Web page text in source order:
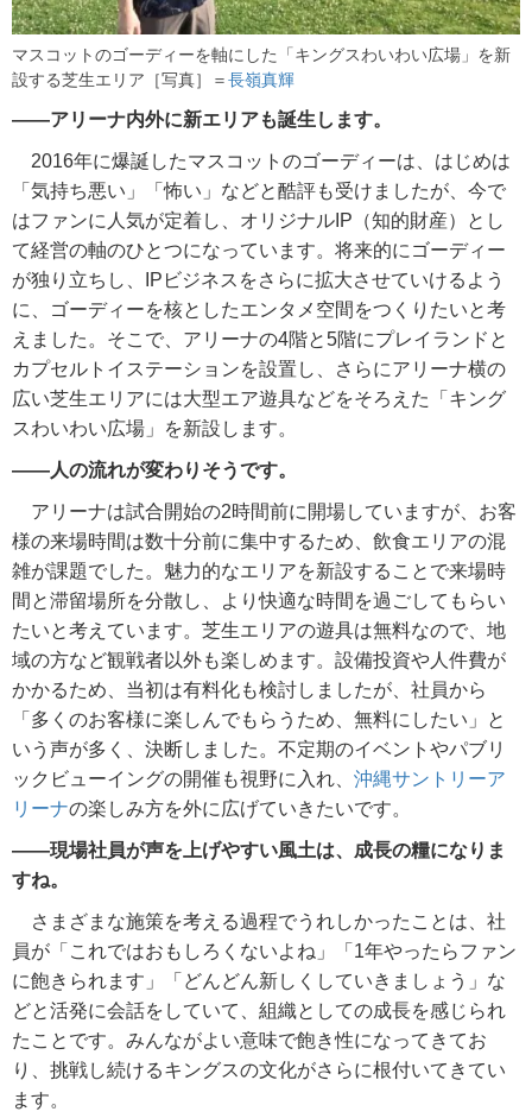
マスコットのゴーディーを軸にした「キングスわいわい広場」を新
設する芝生エリア［写真］＝ 長嶺真輝
――アリーナ内外に新エリアも誕生します。
2016年に爆誕したマスコットのゴーディーは、はじめは
「気持ち悪い」「怖い」などと酷評も受けましたが、今で
はファンに人気が定着し、オリジナルIP（知的財産）とし
て経営の軸のひとつになっています。将来的にゴーディー
が独り立ちし、IPビジネスをさらに拡大させていけるよう
に、ゴーディーを核としたエンタメ空間をつくりたいと考
えました。そこで、アリーナの4階と5階にプレイランドと
カプセルトイステーションを設置し、さらにアリーナ横の
広い芝生エリアには大型エア遊具などをそろえた「キング
スわいわい広場」を新設します。
――人の流れが変わりそうです。
アリーナは試合開始の2時間前に開場していますが、お客
様の来場時間は数十分前に集中するため、飲食エリアの混
雑が課題でした。魅力的なエリアを新設することで来場時
間と滞留場所を分散し、より快適な時間を過ごしてもらい
たいと考えています。芝生エリアの遊具は無料なので、地
域の方など観戦者以外も楽しめます。設備投資や人件費が
かかるため、当初は有料化も検討しましたが、社員から
「多くのお客様に楽しんでもらうため、無料にしたい」と
いう声が多く、決断しました。不定期のイベントやパブリ
ックビューイングの開催も視野に入れ、 沖縄サントリーア
リーナの楽しみ方を外に広げていきたいです。
――現場社員が声を上げやすい風土は、成長の糧になりま
すね。
さまざまな施策を考える過程でうれしかったことは、社
員が「これではおもしろくないよね」「1年やったらファン
に飽きられます」「どんどん新しくしていきましょう」な
どと活発に会話をしていて、組織としての成長を感じられ
たことです。みんながよい意味で飽き性になってきてお
り、挑戦し続けるキングスの文化がさらに根付いてきてい
ます。